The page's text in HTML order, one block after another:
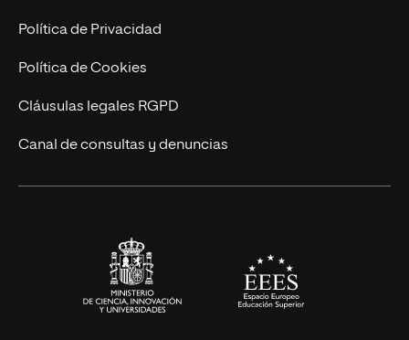
Marketing y Comunicación
Ingeniería
Diseño
Ciencias de la Salud
Política de Privacidad
Política de Cookies
Cláusulas legales RGPD
Canal de consultas y denuncias